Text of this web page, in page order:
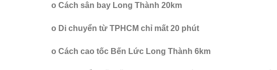
o Cách sân bay Long Thành 20km
o Di chuyển từ TPHCM chỉ mất 20 phút
o Cách cao tốc Bến Lức Long Thành 6km